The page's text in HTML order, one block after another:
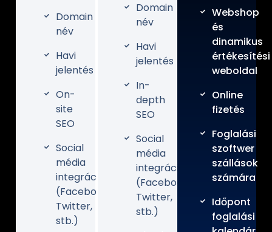
Domain
név
Havi
jelentés
On-
site
SEO
Social
média
integráció
(Facebook,
Twitter,
stb.)
Domain
név
Havi
jelentés
In-
depth
SEO
Social
média
integráció
(Facebook,
Twitter,
stb.)
Webshop
és
dinamikus
értékesítési
weboldal
Online
fizetés
Foglalási
szoftwer
szállások
számára
Időpont
foglalási